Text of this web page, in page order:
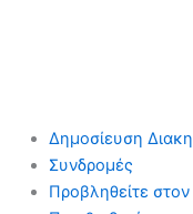
Δημοσίευση
Συνδρομές
Προβληθείτε